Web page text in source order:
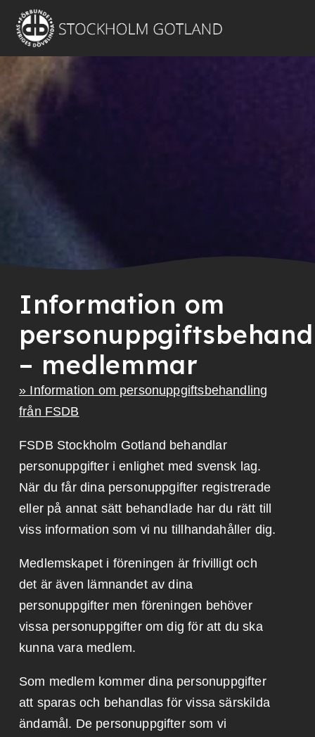
Information om
– medlemmar
» Information om personuppgiftsbehandling
från FSDB
FSDB Stockholm Gotland behandlar
personuppgifter i enlighet med svensk lag.
När du får dina personuppgifter registrerade
eller på annat sätt behandlade har du rätt till
viss information som vi nu tillhandahåller dig.
Medlemskapet i föreningen är frivilligt och
det är även lämnandet av dina
personuppgifter men föreningen behöver
vissa personuppgifter om dig för att du ska
kunna vara medlem.
Som medlem kommer dina personuppgifter
att sparas och behandlas för vissa särskilda
ändamål. De personuppgifter som vi